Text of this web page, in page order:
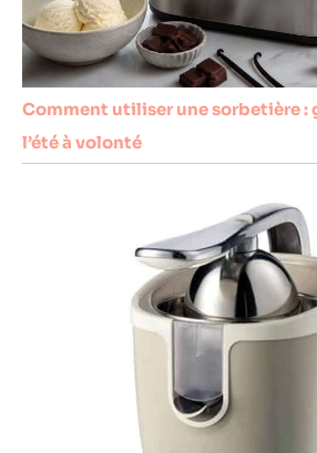
Comment utiliser une sorbetière :
l’été à volonté